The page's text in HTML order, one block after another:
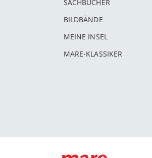
SACHBÜCHER
BILDBÄNDE
MEINE INSEL
MARE-KLASSIKER